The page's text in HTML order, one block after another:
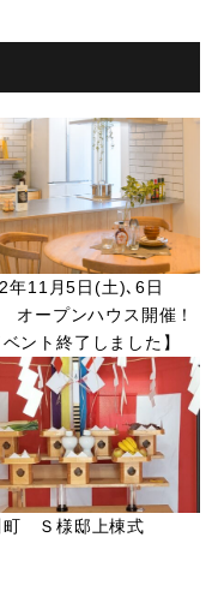
年11月5日(土)､6日
ープンハウス開催！
ベント終了しました】
町 Ｓ様邸上棟式